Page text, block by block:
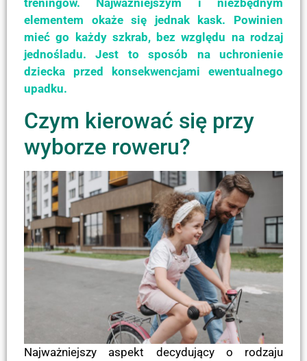
treningów. Najważniejszym i niezbędnym
elementem okaże się jednak kask. Powinien
mieć go każdy szkrab, bez względu na rodzaj
jednośladu. Jest to sposób na uchronienie
dziecka przed konsekwencjami ewentualnego
upadku.
Czym kierować się przy
wyborze roweru?
Najważniejszy aspekt decydujący o rodzaju